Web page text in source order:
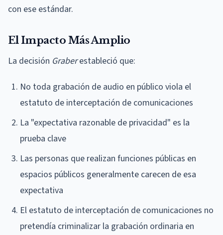
con ese estándar.
El Impacto Más Amplio
La decisión Graberestableció que:
No toda grabación de audio en público viola el
estatuto de interceptación de comunicaciones
La "expectativa razonable de privacidad" es la
prueba clave
Las personas que realizan funciones públicas en
espacios públicos generalmente carecen de esa
expectativa
El estatuto de interceptación de comunicaciones no
pretendía criminalizar la grabación ordinaria en